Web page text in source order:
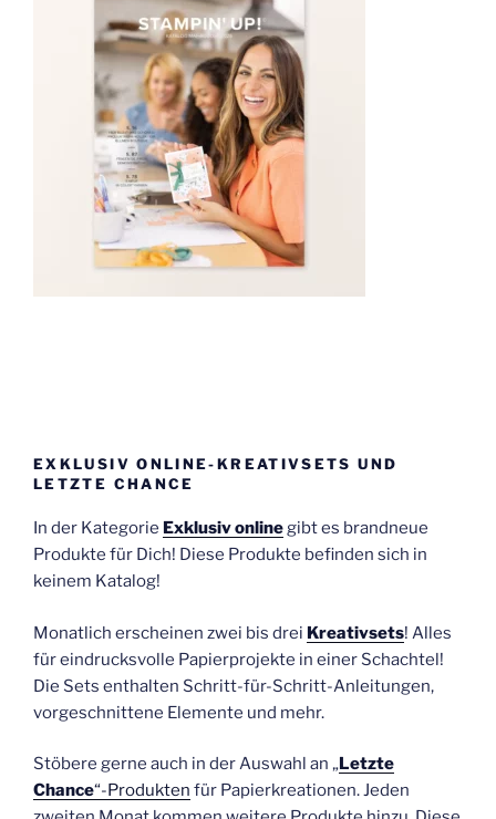
EXKLUSIV ONLINE-KREATIVSETS UND
LETZTE CHANCE
In der Kategorie Exklusiv onlinegibt es brandneue
Produkte für Dich! Diese Produkte befinden sich in
keinem Katalog!
Monatlich erscheinen zwei bis drei Kreativsets! Alles
für eindrucksvolle Papierprojekte in einer Schachtel!
Die Sets enthalten Schritt-für-Schritt-Anleitungen,
vorgeschnittene Elemente und mehr.
Stöbere gerne auch in der Auswahl an „Letzte
Chance“-Produkten für Papierkreationen. Jeden